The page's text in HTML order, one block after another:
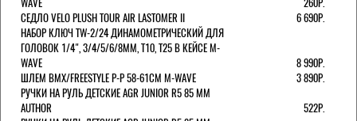
СЕДЛО VELO PLUSH TOUR AIR LASTOMER II
6 690Р.
НАБОР КЛЮЧ TW-2/24 ДИНАМОМЕТРИЧЕСКИЙ ДЛЯ
ГОЛОВОК 1/4", 3/4/5/6/8ММ, T10, T25 В КЕЙСЕ M-
WAVE
8 990Р.
ШЛЕМ ВМХ/FREESTYLE Р-Р 58-61СМ M-WAVE
3 890Р.
РУЧКИ НА РУЛЬ ДЕТСКИЕ AGR JUNIOR R5 85 ММ
AUTHOR
522Р.